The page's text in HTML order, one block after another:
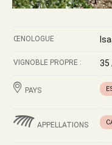
ŒNOLOGUE
VIGNOBLE PROPRE : 35
PAYS
APPELLATIONS